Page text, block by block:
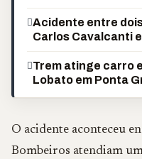
Acidente entre
Carlos Cavalcanti
Trem atinge carro
Lobato em Ponta
O acidente aconteceu
Bombeiros atendiam